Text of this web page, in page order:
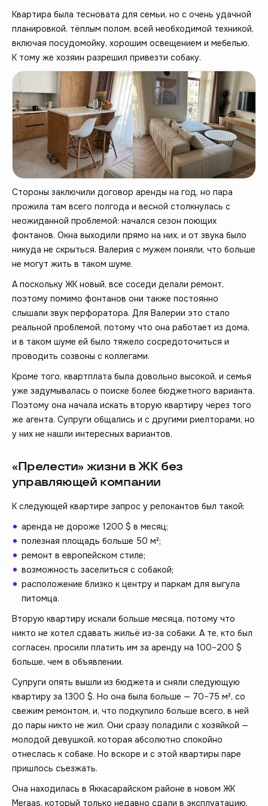
Квартира была тесновата для семьи, но с очень удачной
планировкой, тёплым полом, всей необходимой техникой,
включая посудомойку, хорошим освещением и мебелью.
К тому же хозяин разрешил привезти собаку.
Стороны заключили договор аренды на год, но пара
прожила там всего полгода и весной столкнулась с
неожиданной проблемой: начался сезон поющих
фонтанов. Окна выходили прямо на них, и от звука было
никуда не скрыться. Валерия с мужем поняли, что больше
не могут жить в таком шуме.
А поскольку ЖК новый, все соседи делали ремонт,
поэтому помимо фонтанов они также постоянно
слышали звук перфоратора. Для Валерии это стало
реальной проблемой, потому что она работает из дома,
и в таком шуме ей было тяжело сосредоточиться и
проводить созвоны с коллегами.
Кроме того, квартплата была довольно высокой, и семья
уже задумывалась о поиске более бюджетного варианта.
Поэтому она начала искать вторую квартиру через того
же агента. Супруги общались и с другими риелторами, но
у них не нашли интересных вариантов.
«Прелести» жизни в ЖК без
управляющей компании
К следующей квартире запрос у релокантов был такой:
аренда не дороже 1200 $ в месяц;
полезная площадь больше 50 м²;
ремонт в европейском стиле;
возможность заселиться с собакой;
расположение близко к центру и паркам для выгула
питомца.
Вторую квартиру искали больше месяца, потому что
никто не хотел сдавать жильё из-за собаки. А те, кто был
согласен, просили платить им за аренду на 100–200 $
больше, чем в объявлении.
Супруги опять вышли из бюджета и сняли следующую
квартиру за 1300 $. Но она была больше — 70–75 м², со
свежим ремонтом, и, что подкупило больше всего, в ней
до пары никто не жил. Они сразу поладили с хозяйкой —
молодой девушкой, которая абсолютно спокойно
отнеслась к собаке. Но вскоре и с этой квартиры паре
пришлось съезжать.
Она находилась в Яккасарайском районе в новом ЖК
Meraas, который только недавно сдали в эксплуатацию,